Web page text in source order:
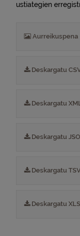
ustiategien
Aurreikuspena
Deskargatu
Deskargatu
Deskargatu
Deskargatu
Deskargatu